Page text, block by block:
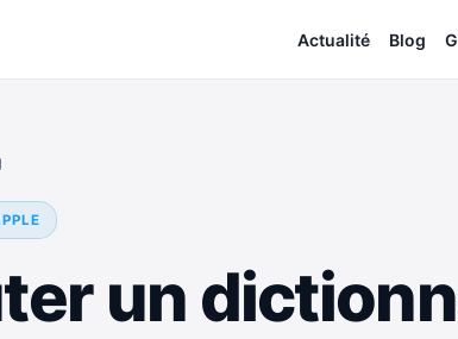
Actualité Blog
un